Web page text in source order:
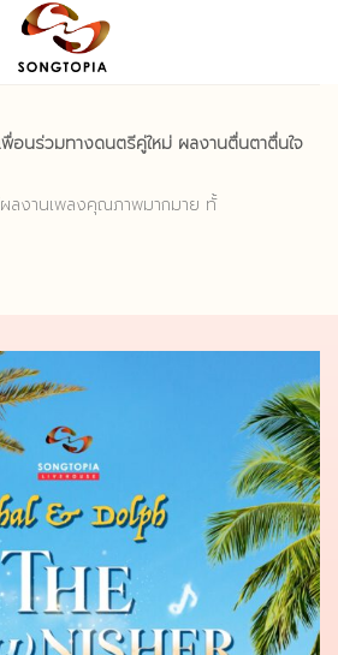
อนร่วมทางดนตรีคู่ใหม่ ผลงานตื่นตาตื่นใจ
ลงานเพลงคุณภาพมากมาย ทั้